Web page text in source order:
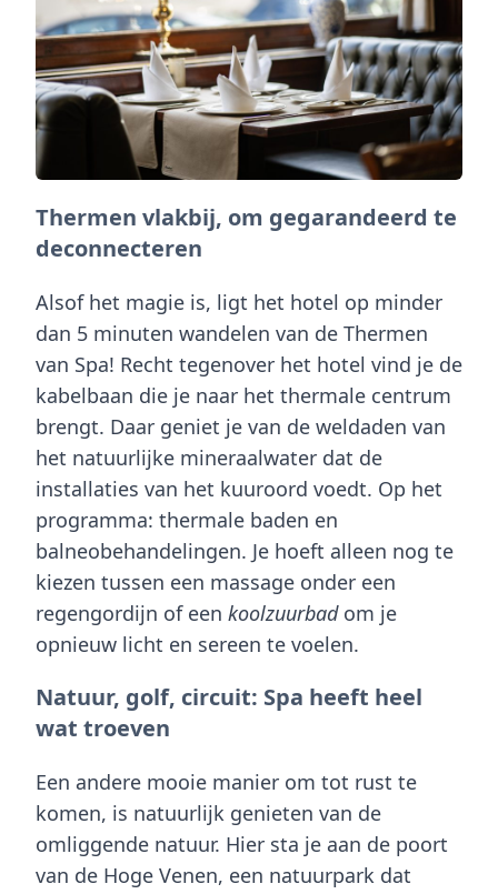
Thermen vlakbij, om gegarandeerd te
deconnecteren
Alsof het magie is, ligt het hotel op minder
dan 5 minuten wandelen van de Thermen
van Spa! Recht tegenover het hotel vind je de
kabelbaan die je naar het thermale centrum
brengt. Daar geniet je van de weldaden van
het natuurlijke mineraalwater dat de
installaties van het kuuroord voedt. Op het
programma: thermale baden en
balneobehandelingen. Je hoeft alleen nog te
kiezen tussen een massage onder een
regengordijn of een koolzuurbadom je
opnieuw licht en sereen te voelen.
Natuur, golf, circuit: Spa heeft heel
wat troeven
Een andere mooie manier om tot rust te
komen, is natuurlijk genieten van de
omliggende natuur. Hier sta je aan de poort
van de Hoge Venen, een natuurpark dat